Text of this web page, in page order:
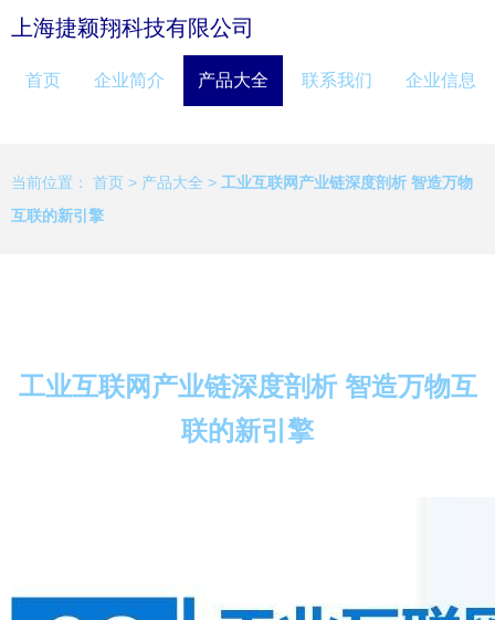
上海捷颖翔科技有限公司
首页 企业简介 产品大全 联系我们 企业信息
当前位置： 首页 > 产品大全 > 工业互联网产业链深度剖析 智造万物
互联的新引擎
工业互联网产业链深度剖析 智造万物互
联的新引擎